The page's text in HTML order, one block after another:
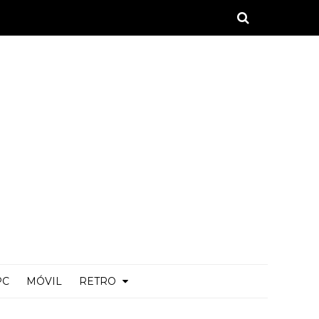
MÓVIL RETRO